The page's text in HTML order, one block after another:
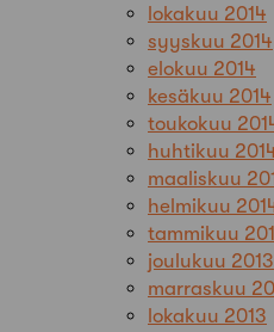
lokakuu 2014
syyskuu 2014
elokuu 2014
kesäkuu 2014
toukokuu
huhtikuu
maaliskuu
helmikuu
tammikuu
joulukuu 2013
marraskuu
lokakuu 2013